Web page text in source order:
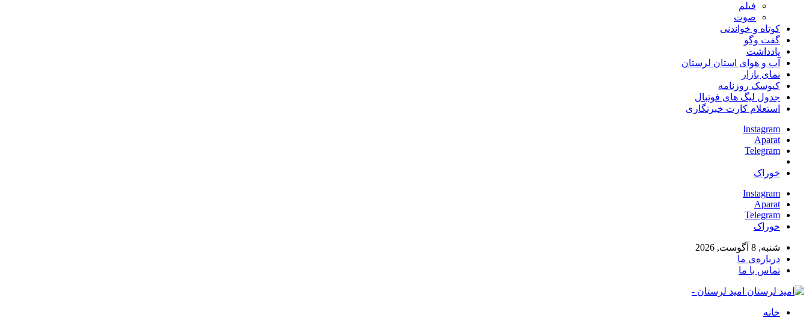
فیلم
صوت
کوتاه و خواندنی
گفت وگو
یادداشت
آب و هوای استان لرستان
نمای بازار
کیوسک روزنامه
جدول لیگ های فوتبال
استعلام کارت خبرنگاری
Instagram
Aparat
Telegram
خوراک
Instagram
Aparat
Telegram
خوراک
شنبه, 8 آگوست, 2026
درباره‌ی ما
تماس با ما
امید لرستان -
خانه